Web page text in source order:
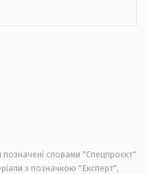
позначені словами "Спецпроєкт"
з позначкою "Експерт",